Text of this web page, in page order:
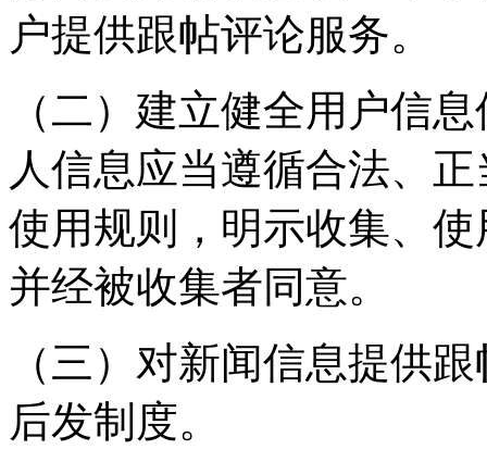
户提供跟帖评论服务。
（二）建立健全用户信
人信息应当遵循合法、
使用规则，明示收集、
并经被收集者同意。
（三）对新闻信息提供
后发制度。